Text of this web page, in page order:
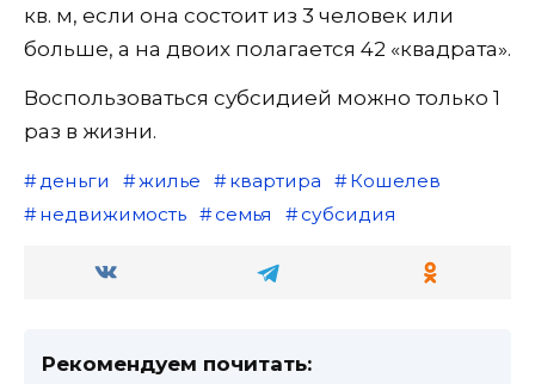
кв. м, если она состоит из 3 человек или
больше, а на двоих полагается 42 «квадрата».
Воспользоваться субсидией можно только 1
раз в жизни.
деньги жилье квартира
Кошелев
недвижимость
семья субсидия
Рекомендуем почитать: